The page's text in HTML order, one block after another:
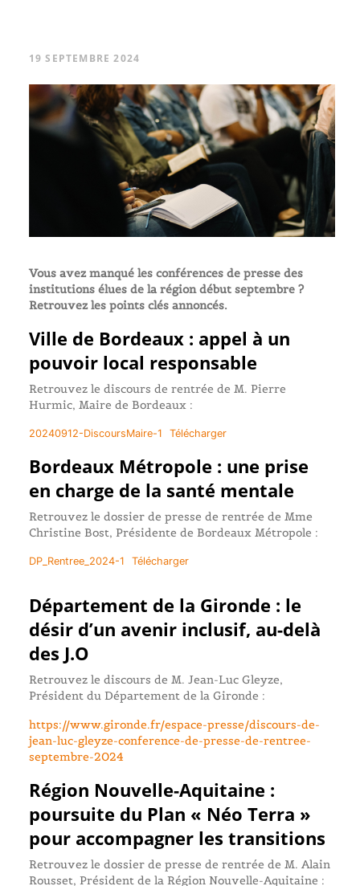
19 SEPTEMBRE 2024
Vous avez manqué les conférences de presse des
institutions élues de la région début septembre ?
Retrouvez les points clés annoncés.
Ville de Bordeaux : appel à un
pouvoir local responsable
Retrouvez le discours de rentrée de M. Pierre
Hurmic, Maire de Bordeaux :
20240912-DiscoursMaire-1 Télécharger
Bordeaux Métropole : une prise
en charge de la santé mentale
Retrouvez le dossier de presse de rentrée de Mme
Christine Bost, Présidente de Bordeaux Métropole :
DP_Rentree_2024-1 Télécharger
Département de la Gironde : le
désir d’un avenir inclusif, au-delà
des J.O
Retrouvez le discours de M. Jean-Luc Gleyze,
Président du Département de la Gironde :
https://www.gironde.fr/espace-presse/discours-de-
jean-luc-gleyze-conference-de-presse-de-rentree-
septembre-2024
Région Nouvelle-Aquitaine :
poursuite du Plan « Néo Terra »
pour accompagner les transitions
Retrouvez le dossier de presse de rentrée de M. Alain
Rousset, Président de la Région Nouvelle-Aquitaine :